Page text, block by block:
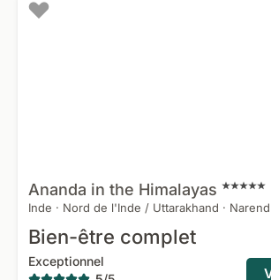
Ananda in the Himalayas
Inde · Nord de l'Inde / Uttarakhand ·
Bien-être complet
Exceptionnel